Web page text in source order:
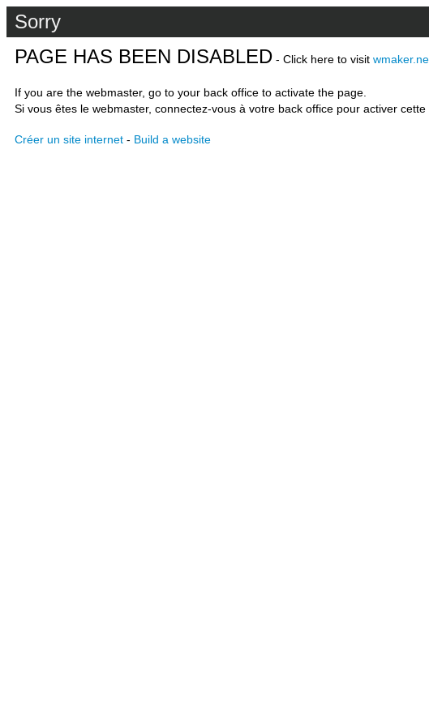
Sorry
PAGE HAS BEEN DISABLED - Click here to visit
If you are the webmaster, go to your back office to activate the page.
Si vous êtes le webmaster, connectez-vous à votre back office pour activer cette
Créer un site internet - Build a website